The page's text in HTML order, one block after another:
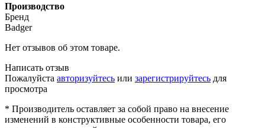
Производство
Бренд
Badger
Нет отзывов об этом товаре.
Написать отзыв
Пожалуйста авторизуйтесь или зарегистрируйтесь для
просмотра
* Производитель оставляет за собой право на внесение
изменений в конструктивные особенности товара, его